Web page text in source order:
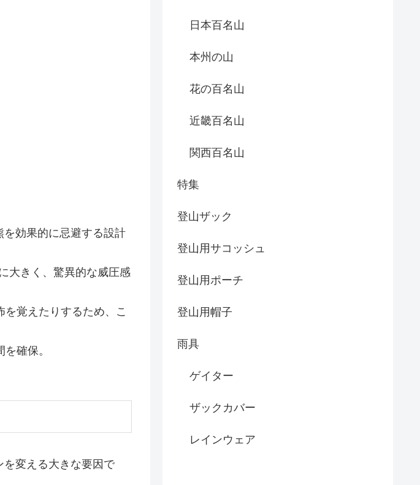
効果的に忌避する設計
大きく、驚異的な威圧感
覚えたりするため、こ
確保。
変える大きな要因で
日本百名山
本州の山
花の百名山
近畿百名山
関西百名山
特集
登山ザック
登山用サコッシュ
登山用ポーチ
登山用帽子
雨具
ゲイター
ザックカバー
レインウェア